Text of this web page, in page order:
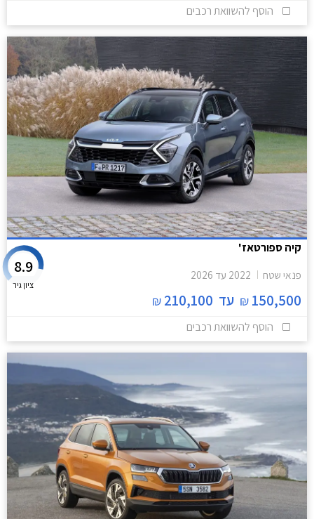
הוסף להשוואת רכבים
קיה ספורטאז'
פנאי שטח 2022 עד 2026
150,500
₪ עד 210,100
₪
8.9
ציון גיר
הוסף להשוואת רכבים